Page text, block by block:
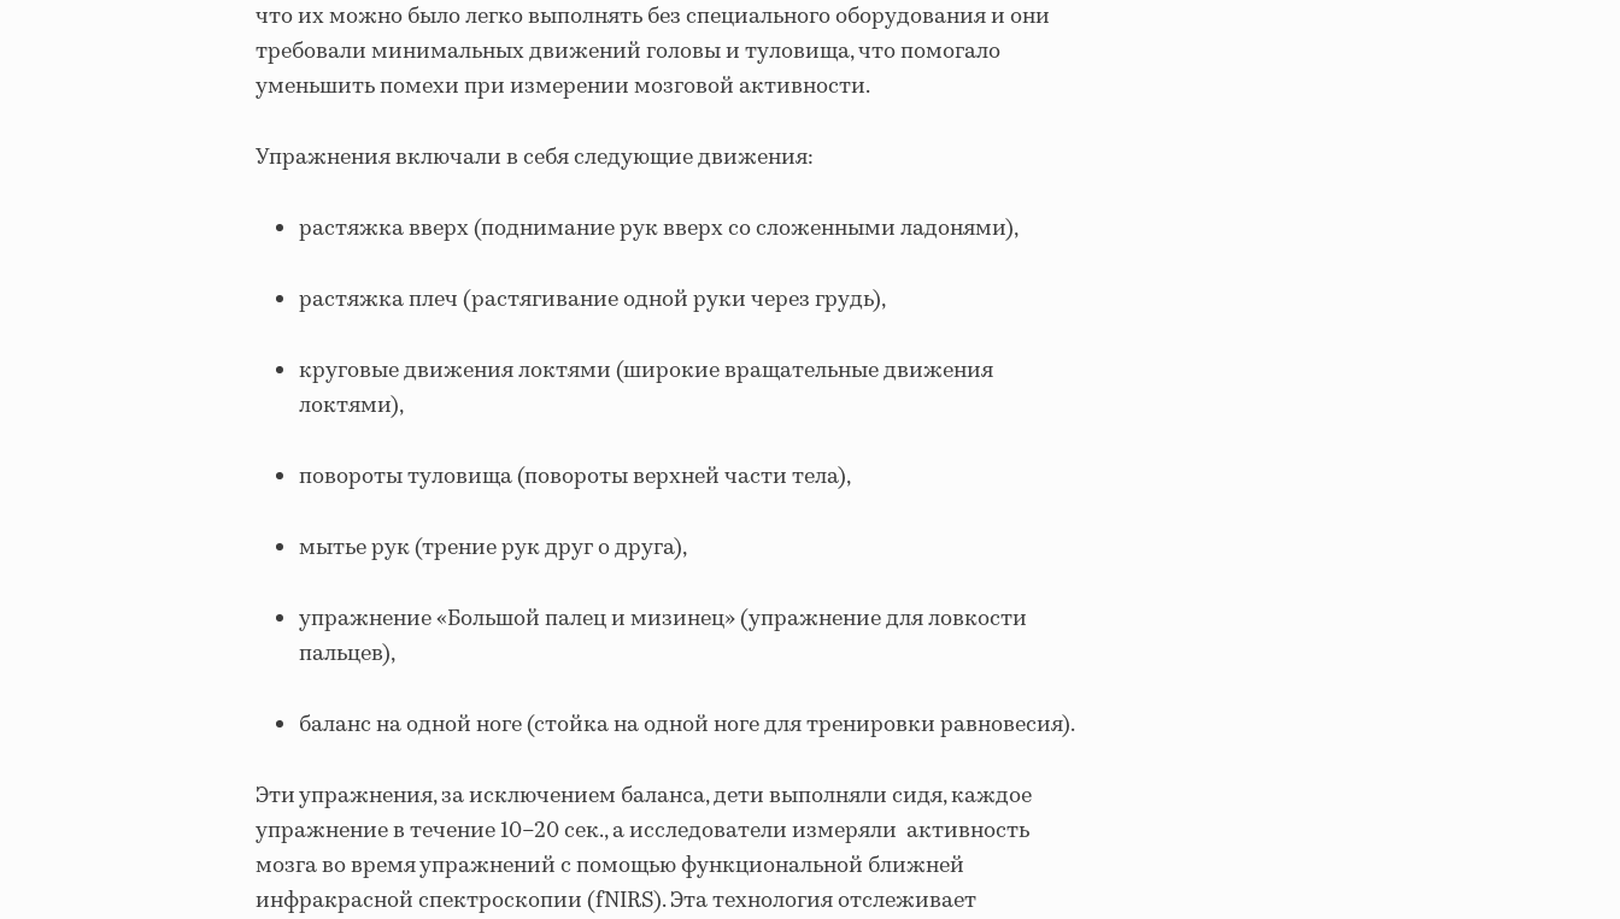
что их можно было легко выполнять без специального оборудования и они
требовали минимальных движений головы и туловища, что помогало
уменьшить помехи при измерении мозговой активности.
Упражнения включали в себя следующие движения:
растяжка вверх (поднимание рук вверх со сложенными ладонями),
растяжка плеч (растягивание одной руки через грудь),
круговые движения локтями (широкие вращательные движения
локтями),
повороты туловища (повороты верхней части тела),
мытье рук (трение рук друг о друга),
упражнение «Большой палец и мизинец» (упражнение для ловкости
пальцев),
баланс на одной ноге (стойка на одной ноге для тренировки равновесия).
Эти упражнения, за исключением баланса, дети выполняли сидя, каждое
упражнение в течение 10–20 сек., а исследователи измеряли активность
мозга во время упражнений с помощью функциональной ближней
инфракрасной спектроскопии (fNIRS). Эта технология отслеживает